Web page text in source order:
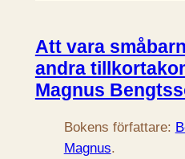
Att vara
andra
Magnus
Bokens författare:
Magnus.